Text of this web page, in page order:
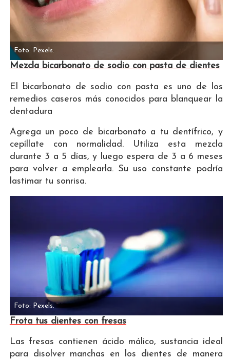
Foto: Pexels.
Mezcla bicarbonato de sodio con pasta de dientes
El bicarbonato de sodio con pasta es uno de los
remedios caseros más conocidos para blanquear la
dentadura
Agrega un poco de bicarbonato a tu dentífrico, y
cepíllate con normalidad. Utiliza esta mezcla
durante 3 a 5 días, y luego espera de 3 a 6 meses
para volver a emplearla. Su uso constante podría
lastimar tu sonrisa.
Foto: Pexels.
Frota tus dientes con fresas
Las fresas contienen ácido málico, sustancia ideal
para disolver manchas en los dientes de manera